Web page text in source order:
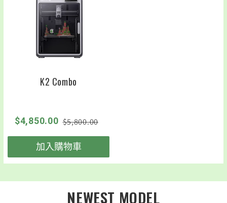
K2 Combo
$4,850.00 $5,800.00
加入購物車
NEWEST MODEL